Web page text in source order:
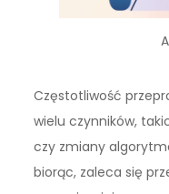
Częstotliwość
wielu czynników,
czy zmiany
biorąc, zaleca się